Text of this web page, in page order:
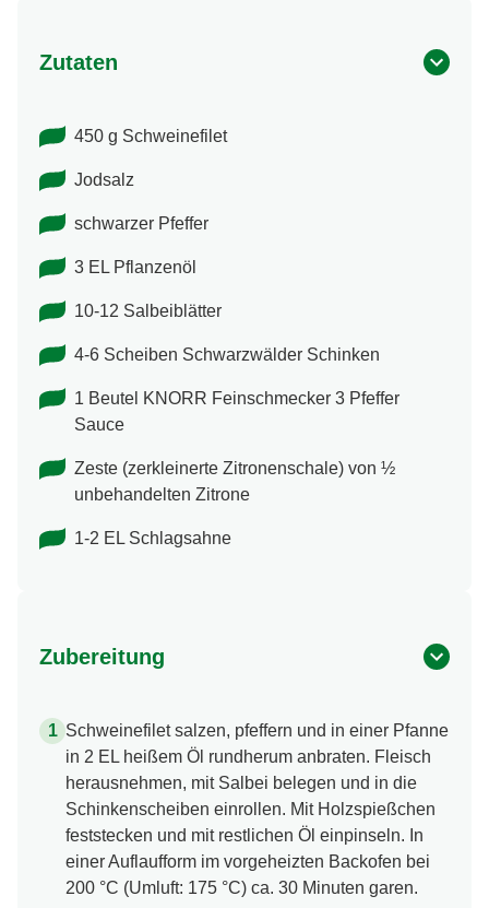
Zutaten
450 g Schweinefilet
Jodsalz
schwarzer Pfeffer
3 EL Pflanzenöl
10-12 Salbeiblätter
4-6 Scheiben Schwarzwälder Schinken
1 Beutel KNORR Feinschmecker 3 Pfeffer
Sauce
Zeste (zerkleinerte Zitronenschale) von ½
unbehandelten Zitrone
1-2 EL Schlagsahne
Zubereitung
Schweinefilet salzen, pfeffern und in einer Pfanne
in 2 EL heißem Öl rundherum anbraten. Fleisch
herausnehmen, mit Salbei belegen und in die
Schinkenscheiben einrollen. Mit Holzspießchen
feststecken und mit restlichen Öl einpinseln. In
einer Auflaufform im vorgeheizten Backofen bei
200 °C (Umluft: 175 °C) ca. 30 Minuten garen.